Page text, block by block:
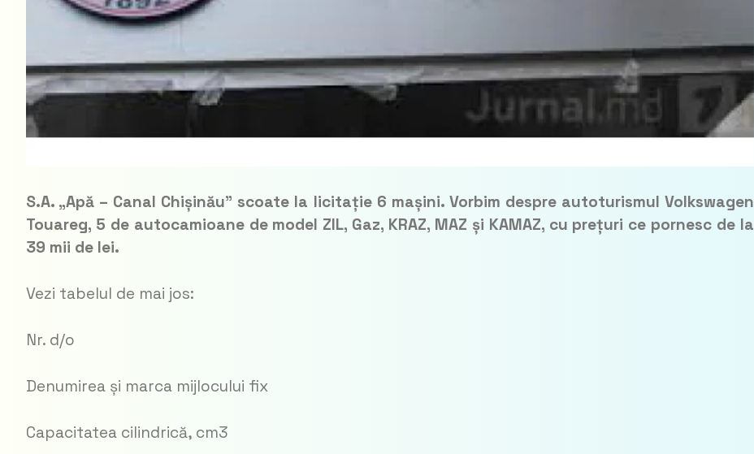
S.A. „Apă – Canal Chișinău” scoate la licitație 6 mașini. Vorbim despre autoturismul Volkswagen
Touareg, 5 de autocamioane de model ZIL, Gaz, KRAZ, MAZ și KAMAZ, cu prețuri ce pornesc de la
39 mii de lei.
Vezi tabelul de mai jos:
Nr. d/o
Denumirea și marca mijlocului fix
Capacitatea cilindrică, cm3